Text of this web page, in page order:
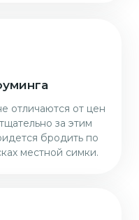
отличаются от цен
за этим
бродить по
местной симки.